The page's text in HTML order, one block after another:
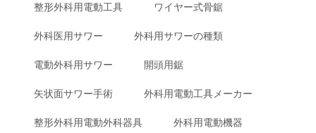
整形外科用電動工具 ワイヤー式骨鋸
外科医用サワー 外科用サワーの種類
電動外科用サワー 開頭用鋸
矢状面サワー手術 外科用電動工具メーカー
整形外科用電動外科器具 外科用電動機器